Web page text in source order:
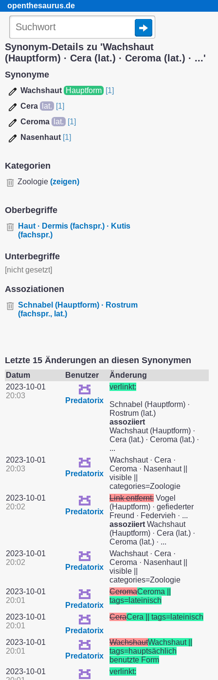
openthesaurus.de
Synonym-Details zu 'Wachshaut
(Hauptform) · Cera (lat.) · Ceroma (lat.) · ...'
Synonyme
Wachshaut Hauptform [1]
Cera
lat.
[1]
Ceroma
lat.
[1]
Nasenhaut [1]
Kategorien
Zoologie (zeigen)
Oberbegriffe
Haut · Dermis (fachspr.) · Kutis
(fachspr.)
Unterbegriffe
[nicht gesetzt]
Assoziationen
Schnabel (Hauptform) · Rostrum
(fachspr., lat.)
Letzte 15 Änderungen an diesen Synonymen
Datum Benutzer
Änderung
2023-10-01
20:03
Predatorix
verlinkt:
Schnabel (Hauptform) ·
Rostrum (lat.)
assoziiert
Wachshaut (Hauptform) ·
Cera (lat.) · Ceroma (lat.) ·
...
2023-10-01
20:03
Predatorix
Wachshaut · Cera ·
Ceroma · Nasenhaut ||
visible ||
categories=Zoologie
2023-10-01
20:02
Predatorix
Link entfernt: Vogel
(Hauptform) · gefiederter
Freund · Federvieh · ...
assoziiert Wachshaut
(Hauptform) · Cera (lat.) ·
Ceroma (lat.) · ...
2023-10-01
20:02
Predatorix
Wachshaut · Cera ·
Ceroma · Nasenhaut ||
visible ||
categories=Zoologie
2023-10-01
20:01
Predatorix
CeromaCeroma ||
tags=lateinisch
2023-10-01
20:01
Predatorix
CeraCera || tags=lateinisch
2023-10-01
20:01
Predatorix
WachshautWachshaut ||
tags=hauptsächlich
benutzte Form
2023-10-01
verlinkt: